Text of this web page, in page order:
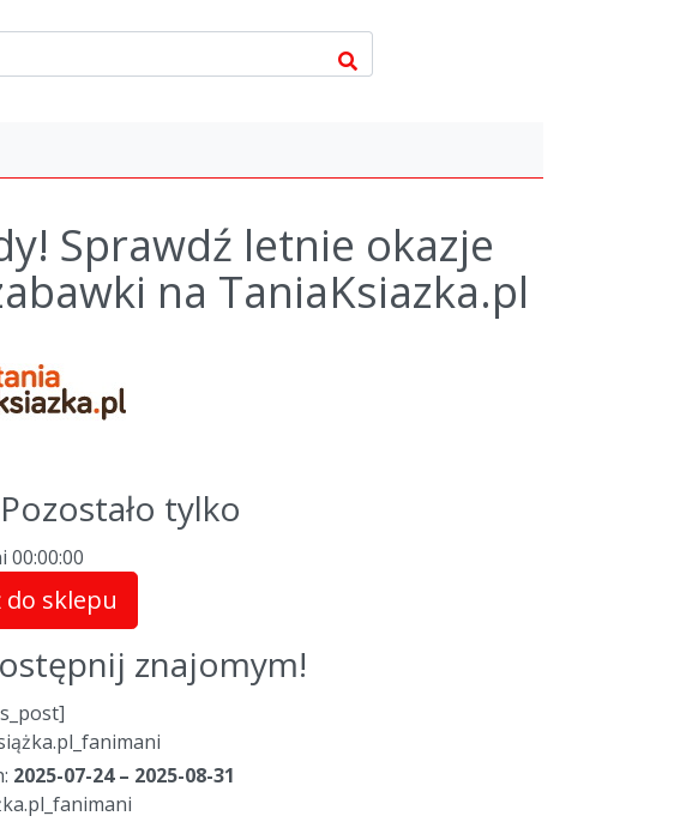
Sprawdź letnie okazje
na TaniaKsiazka.pl
tylko
00:00:00
do sklepu
znajomym!
2025-07-24 – 2025-08-31